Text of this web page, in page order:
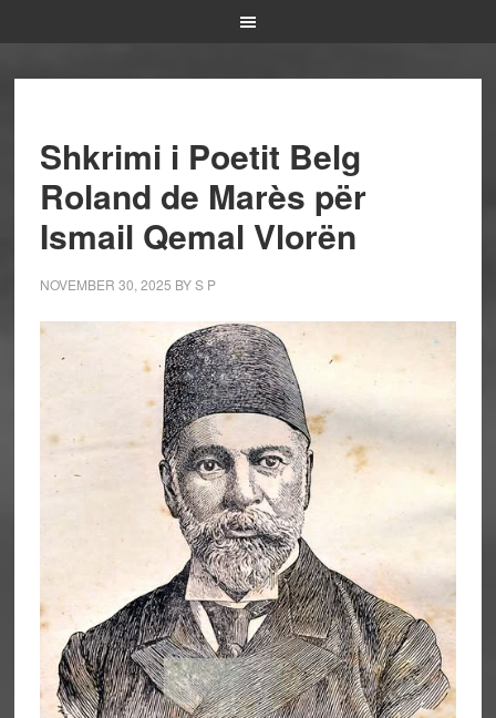
Shkrimi i Poetit Belg
Roland de Marès për
Ismail Qemal Vlorën
NOVEMBER 30, 2025 BYS P